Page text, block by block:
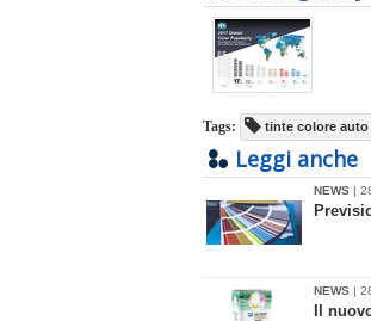
Tags: tinte colore auto
Leggi anche
NEWS |
NEWS |
​Il